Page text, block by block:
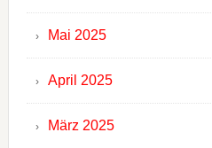
Mai 2025
April 2025
März 2025